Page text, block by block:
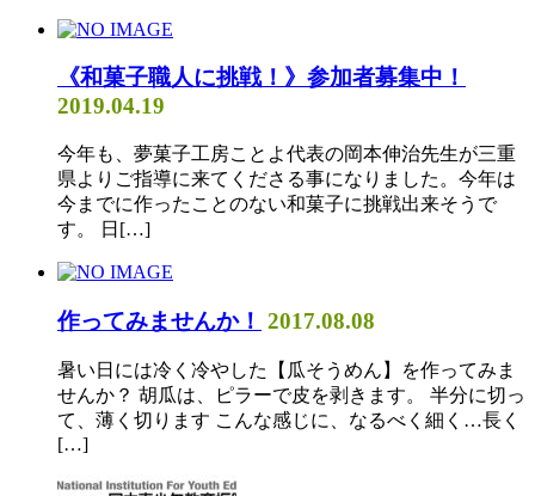
《和菓子職人に挑戦！》参加者募集中！
2019.04.19
今年も、夢菓子工房ことよ代表の岡本伸治先生が三重
県よりご指導に来てくださる事になりました。今年は
今までに作ったことのない和菓子に挑戦出来そうで
す。 日[…]
作ってみませんか！ 2017.08.08
暑い日には冷く冷やした【瓜そうめん】を作ってみま
せんか？ 胡瓜は、ピラーで皮を剥きます。 半分に切っ
て、薄く切ります こんな感じに、なるべく細く…長く
[…]